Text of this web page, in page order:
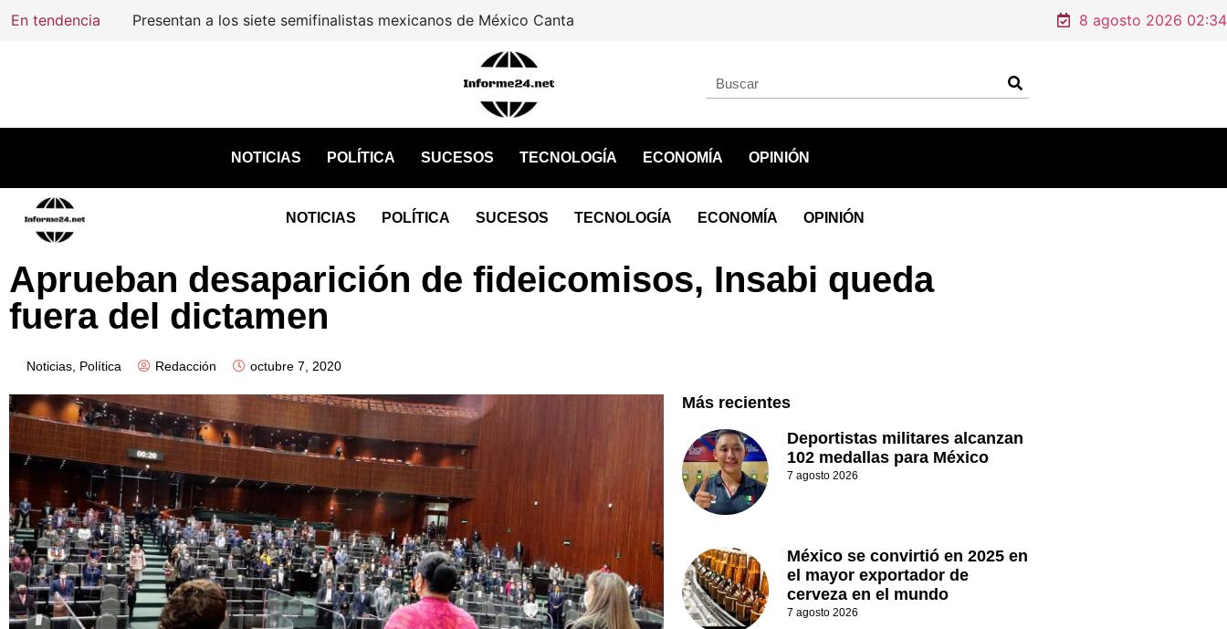
En tendencia Presentan a los siete semifinalistas mexicanos de México Canta 8 agosto 2026 02:34
NOTICIAS POLÍTICA SUCESOS TECNOLOGÍA ECONOMÍA OPINIÓN
NOTICIAS POLÍTICA SUCESOS TECNOLOGÍA ECONOMÍA OPINIÓN
Aprueban desaparición de fideicomisos, Insabi queda
fuera del dictamen
Noticias Política Redacción octubre 7, 2020
Más recientes
Deportistas militares alcanzan
102 medallas para México
7 agosto 2026
México se convirtió en 2025 en
el mayor exportador de
cerveza en el mundo
7 agosto 2026